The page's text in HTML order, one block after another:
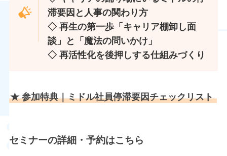
滞要因と人事の関わり方
◇ 再生の第一歩「キャリア棚卸し面
談」と「魔法の問いかけ」
◇ 再活性化を後押しする仕組みづくり
★ 参加特典｜ミドル社員停滞要因チェックリスト
セミナーの詳細・予約はこちら